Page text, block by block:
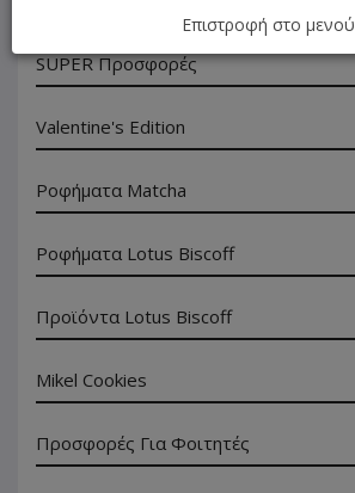
SUPER Προσφορές
Valentine's Edition
Ροφήματα Matcha
Ροφήματα Lotus Biscoff
Προϊόντα Lotus Biscoff
Mikel Cookies
Προσφορές Για Φοιτητές
Επιστροφή στο μενού